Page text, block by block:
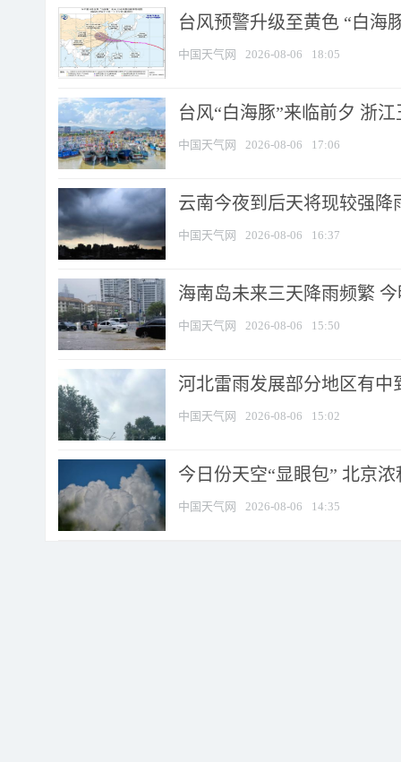
台风预警升级至黄色 “白海
中国天气网 2026-08-06 18:05
台风“白海豚”来临前夕 浙
中国天气网 2026-08-06 17:06
云南今夜到后天将现较强降
中国天气网 2026-08-06 16:37
海南岛未来三天降雨频繁
中国天气网 2026-08-06 15:50
河北雷雨发展部分地区有中
中国天气网 2026-08-06 15:02
今日份天空“显眼包” 北京
中国天气网 2026-08-06 14:35